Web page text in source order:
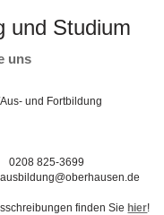
und Studium
uns
und Fortbildung
0208 825-3699
finden Sie hier!